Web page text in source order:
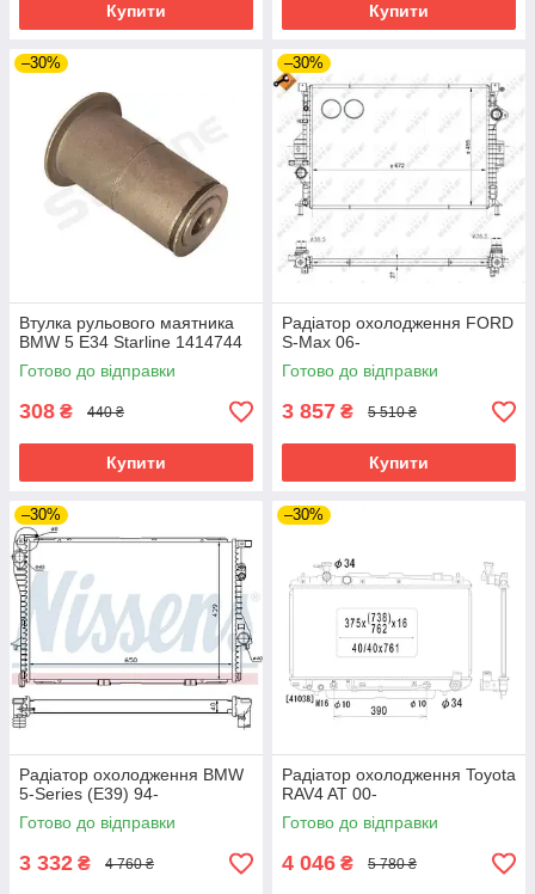
Купити Купити
–30%
Втулка рульового маятника
BMW 5 E34 Starline 1414744
Готово до відправки
308 ₴ 440 ₴
Купити
–30%
Радіатор охолодження FORD
S-Max 06-
Готово до відправки
3 857 ₴ 5 510 ₴
Купити
–30%
Радіатор охолодження BMW
5-Series (E39) 94-
Готово до відправки
3 332 ₴ 4 760 ₴
–30%
Радіатор охолодження Toyota
RAV4 AT 00-
Готово до відправки
4 046 ₴ 5 780 ₴